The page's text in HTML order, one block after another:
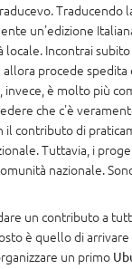
un'edizione
locale. Incontrai
allora procede
, invece, è molto più
che c'è
il contributo di
Tuttavia, i
nazionale.
un contributo a
è quello di
un primo